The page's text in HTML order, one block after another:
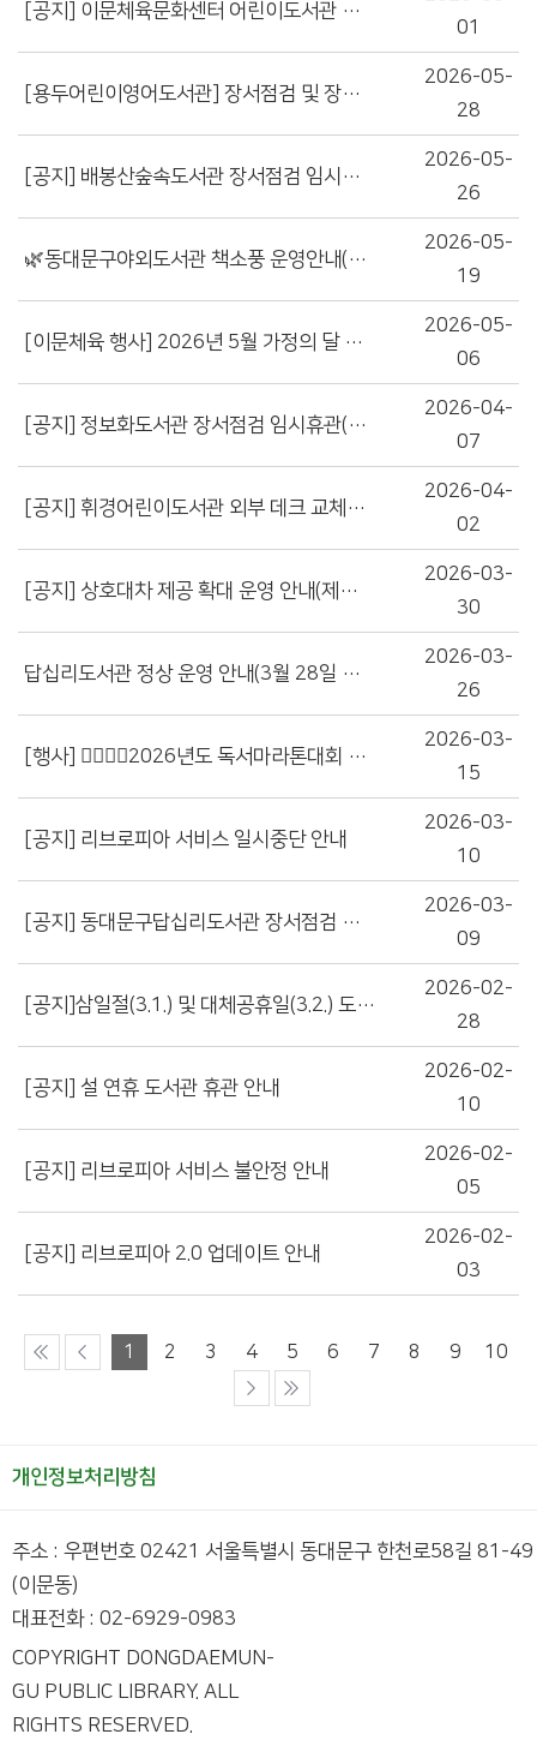
[공지] 이문체육문화센터 어린이도서관 장서점검 임시휴관(6/23~6/25) 안내
01
[용두어린이영어도서관] 장서점검 및 장서소독에 따른 휴관 안내
2026-05-
28
[공지] 배봉산숲속도서관 장서점검 임시휴관(6/30~7/3) 안내
2026-05-
26
🌿동대문구야외도서관 책소풍 운영안내(5/20~5/30)🌿
2026-05-
19
[이문체육 행사] 2026년 5월 가정의 달 행사
2026-05-
06
[공지] 정보화도서관 장서점검 임시휴관(5/6~5/8) 안내
2026-04-
07
[공지] 휘경어린이도서관 외부 데크 교체공사 및 장서점검 임시 휴관 안내
2026-04-
02
[공지] 상호대차 제공 확대 운영 안내(제기동감초마을현진건기념도서관, 휘경행복도서관)
2026-03-
30
답십리도서관 정상 운영 안내(3월 28일 토요일 09시부터)
2026-03-
26
[행사] 🏃‍♂️🏃‍♀️2026년도 독서마라톤대회 참여자 모집
2026-03-
15
[공지] 리브로피아 서비스 일시중단 안내
2026-03-
10
[공지] 동대문구답십리도서관 장서점검 및 냉난방기 교체공사 임시휴관 안내(3.23.~)
2026-03-
09
[공지]삼일절(3.1.) 및 대체공휴일(3.2.) 도서관 휴관 안내
2026-02-
28
[공지] 설 연휴 도서관 휴관 안내
2026-02-
10
[공지] 리브로피아 서비스 불안정 안내
2026-02-
05
[공지] 리브로피아 2.0 업데이트 안내
2026-02-
03
1 2 3 4 5 6 7 8 9 10
개인정보처리방침
주소 : 우편번호 02421 서울특별시 동대문구 한천로58길 81-49
(이문동)
대표전화 : 02-6929-0983
COPYRIGHT DONGDAEMUN-
GU PUBLIC LIBRARY. ALL
RIGHTS RESERVED.